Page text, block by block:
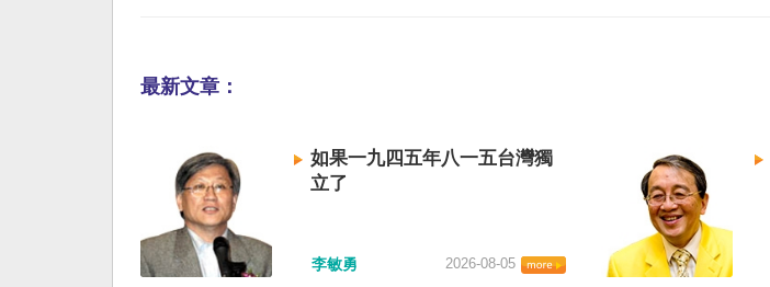
最新文章：
如果一九四五年八一五台灣獨
立了
李敏勇 2026-08-05